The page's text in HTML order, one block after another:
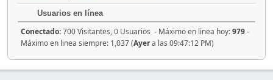
Usuarios en línea
Conectado:700 Visitantes, 0 Usuarios - Máximo en linea hoy:979-
Máximo en linea siempre: 1,037 (Ayera las 09:47:12 PM)